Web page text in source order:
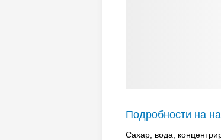
Подробности на
Сахар, вода,